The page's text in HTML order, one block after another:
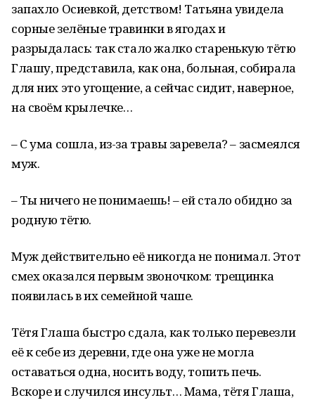
запахло Осиевкой, детством! Татьяна увидела
сорные зелёные травинки в ягодах и
разрыдалась: так стало жалко старенькую тётю
Глашу, представила, как она, больная, собирала
для них это угощение, а сейчас сидит, наверное,
на своём крылечке…
– С ума сошла, из-за травы заревела? – засмеялся
муж.
– Ты ничего не понимаешь! – ей стало обидно за
родную тётю.
Муж действительно её никогда не понимал. Этот
смех оказался первым звоночком: трещинка
появилась в их семейной чаше.
Тётя Глаша быстро сдала, как только перевезли
её к себе из деревни, где она уже не могла
оставаться одна, носить воду, топить печь.
Вскоре и случился инсульт… Мама, тётя Глаша,